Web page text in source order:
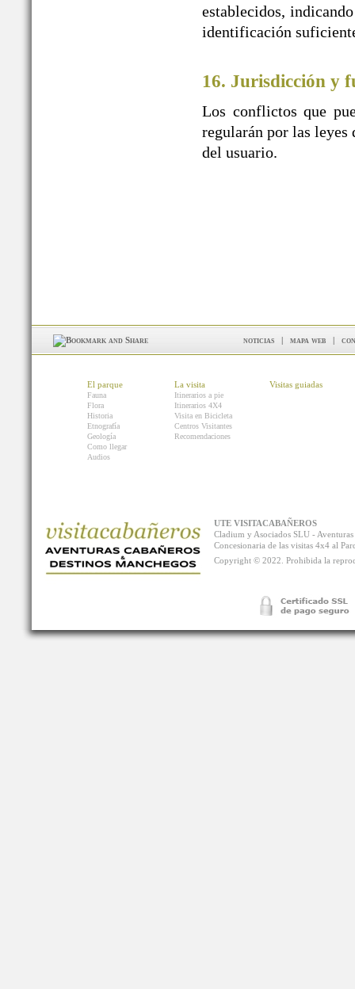
establecidos,
identificación
16. Jurisdicción y
Los conflictos que
regularán por las leyes
del usuario.
noticias | mapa web |
El parque
Fauna
Flora
Historia
Etnografía
Geología
Como llegar
Audios
La visita
Itinerarios a pie
Itinerarios 4X4
Visita en Bicicleta
Centros Visitantes
Recomendaciones
Visitas guiadas
UTE VISITACABAÑEROS
Cladium y Asociados SLU -
Concesionaria de las visitas 4x4 al
Copyright © 2022. Prohibida la